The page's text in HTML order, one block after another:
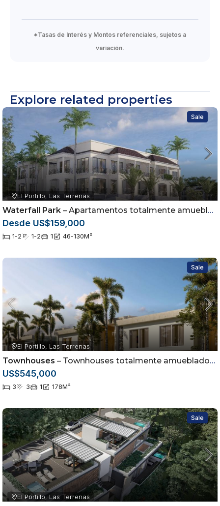
*Tasas de Interés y Montos referenciales, sujetos a
variación.
Explore related properties
Sale
El Portillo, Las Terrenas
Waterfall Park – Apartamentos totalmente amueblados en Las Terrenas, Samaná
Desde US$159,000
1-2 1-2 1 46-130M²
Sale
El Portillo, Las Terrenas
Townhouses – Townhouses totalmente amueblados en Las Terrenas, Samaná
US$545,000
3 3 1 178M²
Sale
El Portillo, Las Terrenas